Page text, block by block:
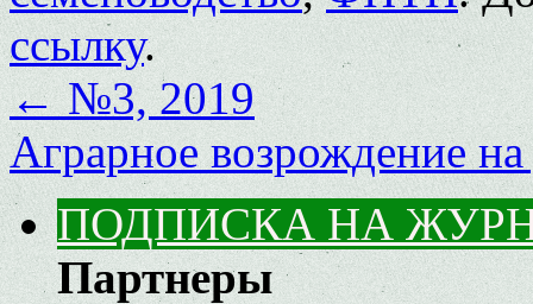
ссылку.
←№3, 2019
Аграрное возрождение
ПОДПИСКА НА
Партнеры